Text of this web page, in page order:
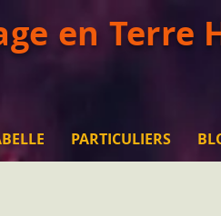
PARTICULIERS
en Terre